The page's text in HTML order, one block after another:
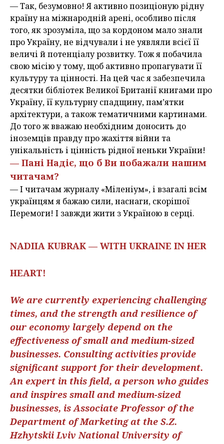
— Так, безумовно! Я активно позиціоную рідну
країну на міжнародній арені, особливо після
того, як зрозуміла, що за кордоном мало знали
про Україну, не відчували і не уявляли всієї її
величі й потенціалу розвитку. Тож я побачила
свою місію у тому, щоб активно пропагувати її
культуру та цінності. На цей час я забезпечила
десятки бібліотек Великої Британії книгами про
Україну, її культурну спадщину, пам’ятки
архітектури, а також тематичними картинами.
До того ж вважаю необхідним доносить до
іноземців правду про жахіття війни та
унікальність і цінність рідної неньки України!
— Пані Надіє, що б Ви побажали нашим
читачам?
— І читачам журналу «Міленіум», і взагалі всім
українцям я бажаю сили, наснаги, скорішої
Перемоги! І завжди жити з Україною в серці.
NADIIA KUBRAK — WITH UKRAINE IN HER
HEART!
We are currently experiencing challenging
times, and the strength and resilience of
our economy largely depend on the
effectiveness of small and medium-sized
businesses. Consulting activities provide
significant support for their development.
An expert in this field, a person who guides
and inspires small and medium-sized
businesses, is Associate Professor of the
Department of Marketing at the S.Z.
Hzhytskii Lviv National University of